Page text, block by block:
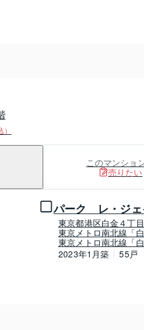
）
このマンショ
売りたい
パーク レ・ジェ
東京都港区白金４丁目
東京メトロ南北線「
東京メトロ南北線「
2023年1月築
55戸